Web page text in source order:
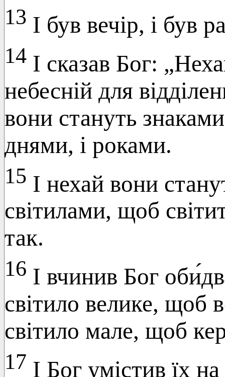
13 І був вечір, і був
14 І сказав Бог:
небесній для
вони стануть
днями, і роками.
15 І нехай вони
світилами, щоб
так.
16 І вчинив Бог
світило велике, щоб
світило мале, щоб
17 І Бог умістив їх